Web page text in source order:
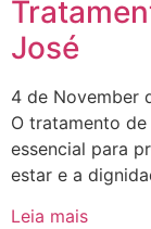
José
4 de November
O tratamento
essencial para
estar e a
Leia mais